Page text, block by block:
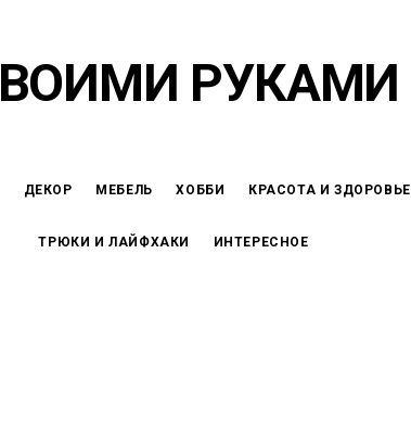
ДЕКОР МЕБЕЛЬ ХОББИ КРАСОТА И ЗДОРОВЬЕ
ТРЮКИ И ЛАЙФХАКИ ИНТЕРЕСНОЕ